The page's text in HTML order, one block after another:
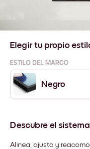
Elegir tu propio
ESTILO DEL MARCO
Negro
Descubre el
Alinea, ajusta y